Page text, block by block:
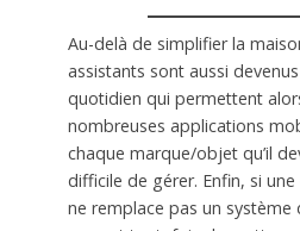
Au-delà de simplifier la
assistants sont aussi
quotidien qui permettent
nombreuses applications
chaque marque/objet qu’il
difficile de gérer. Enfin, si
ne remplace pas un système